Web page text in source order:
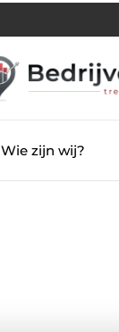
Wie zijn wij?